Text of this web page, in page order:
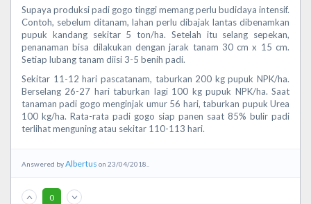
Supaya produksi padi gogo tinggi memang perlu budidaya intensif.
Contoh, sebelum ditanam, lahan perlu dibajak lantas dibenamkan
pupuk kandang sekitar 5 ton/ha. Setelah itu selang sepekan,
penanaman bisa dilakukan dengan jarak tanam 30 cm x 15 cm.
Setiap lubang tanam diisi 3-5 benih padi.
Sekitar 11-12 hari pascatanam, taburkan 200 kg pupuk NPK/ha.
Berselang 26-27 hari taburkan lagi 100 kg pupuk NPK/ha. Saat
tanaman padi gogo menginjak umur 56 hari, taburkan pupuk Urea
100 kg/ha. Rata-rata padi gogo siap panen saat 85% bulir padi
terlihat menguning atau sekitar 110-113 hari.
Answered byAlbertus on 23/04/2018..
0